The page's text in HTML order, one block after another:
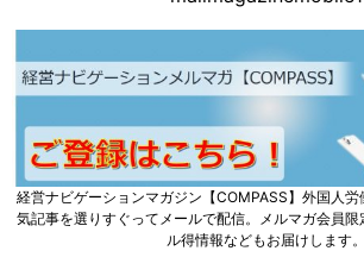
経営ナビゲーションマガジン【COMPASS】外国人労
気記事を選りすぐってメールで配信。メルマガ会員
ル得情報などもお届けします。